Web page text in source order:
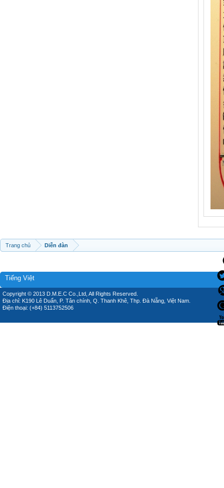
Trang chủ Diễn đàn
Tiếng Việt
Copyright © 2013 D.M.E.C Co.,Ltd, All Rights Reserved.
Địa chỉ: K190 Lê Duẩn, P. Tân chính, Q. Thanh Khê, Thp. Đà Nẵng, Việt Nam.
Điện thoại: (+84) 5113752506